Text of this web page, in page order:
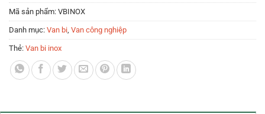
Mã sản phẩm: VBINOX
Danh mục: Van bi Van công nghiệp
Thẻ: Van bi inox